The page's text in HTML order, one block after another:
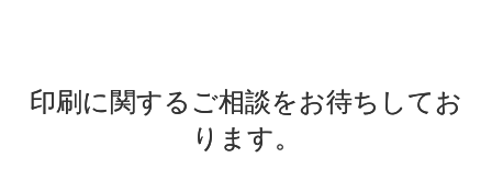
印刷に関するご相談をお待ちしてお
ります。